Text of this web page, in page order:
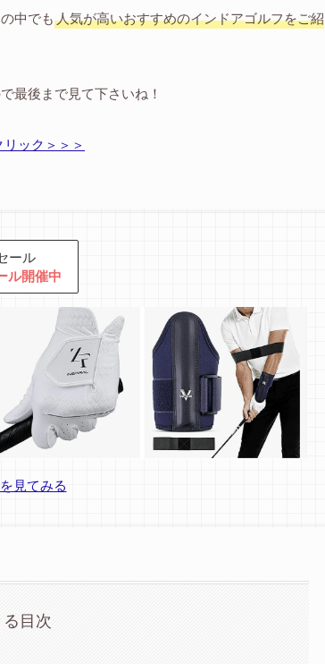
中でも人気が高いおすすめのインドアゴルフをご紹
最後まで見て下さいね！
ック＞＞＞
ール
ル開催中
見てみる
目次